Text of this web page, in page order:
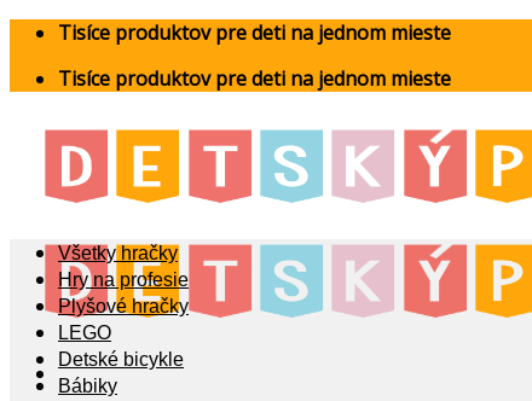
Skip
content
Tisíce produktov pre deti na jednom mieste
Tisíce produktov pre deti na jednom mieste
Všetky hračky
Hry na profesie
Plyšové hračky
LEGO
Detské bicykle
Bábiky